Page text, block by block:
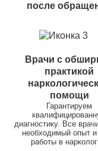
после
Врачи с
практикой
помощи
Гарантируем
диагностику. Все
необходимый опыт
работы в